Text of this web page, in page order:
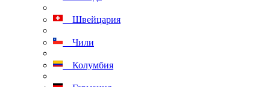
Швейцария
Чили
Колумбия